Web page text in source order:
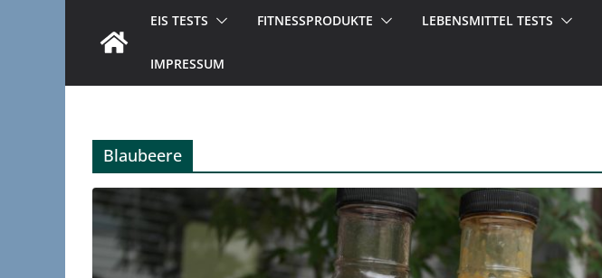
EIS TESTS FITNESSPRODUKTE LEBENSMITTEL TESTS
IMPRESSUM
Blaubeere